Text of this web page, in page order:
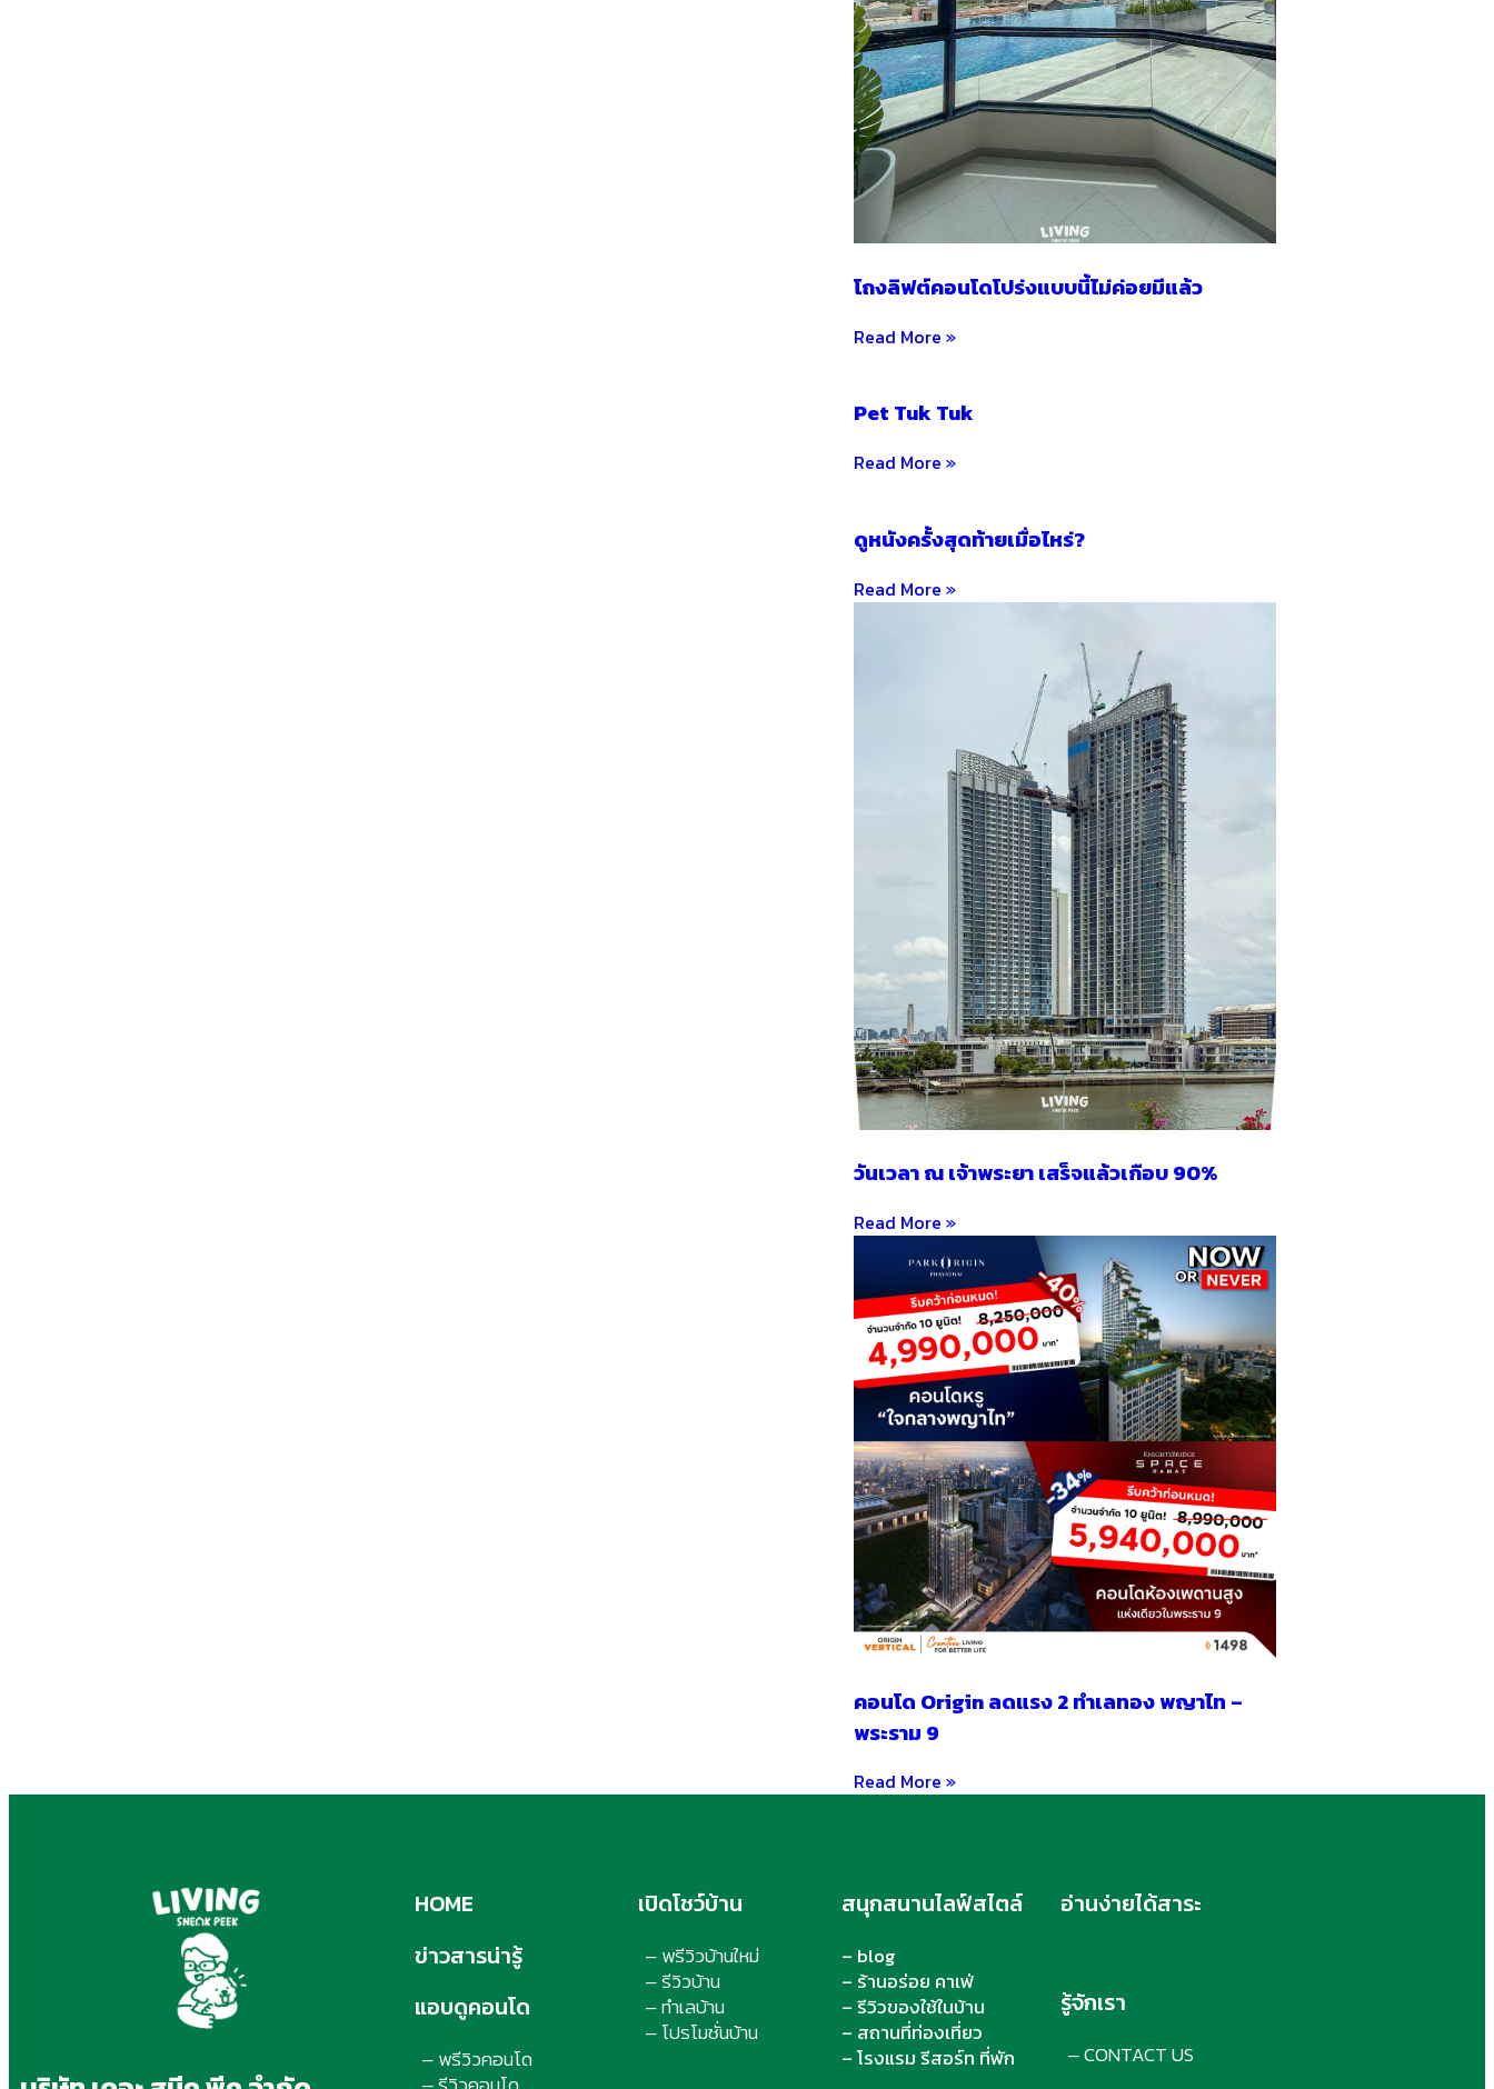
โถงลิฟต์คอนโดโปร่งแบบนี้ไม่ค่อยมีแล้ว
Read More »
Pet Tuk Tuk
Read More »
ดูหนังครั้งสุดท้ายเมื่อไหร่?
Read More »
วันเวลา ณ เจ้าพระยา เสร็จแล้วเกือบ 90%
Read More »
คอนโด Origin ลดแรง 2 ทำเลทอง พญาไท –
พระราม 9
Read More »
HOME
ข่าวสารน่ารู้
แอบดูคอนโด
– พรีวิวคอนโด
เปิดโชว์บ้าน
– พรีวิวบ้านใหม่
– รีวิวบ้าน
– ทำเลบ้าน
– โปรโมชั่นบ้าน
สนุกสนานไลฟ์สไตล์
– blog
– ร้านอร่อย คาเฟ่
– รีวิวของใช้ในบ้าน
– สถานที่ท่องเที่ยว
– โรงแรม รีสอร์ท ที่พัก
อ่านง่ายได้สาระ
รู้จักเรา
– CONTACT US